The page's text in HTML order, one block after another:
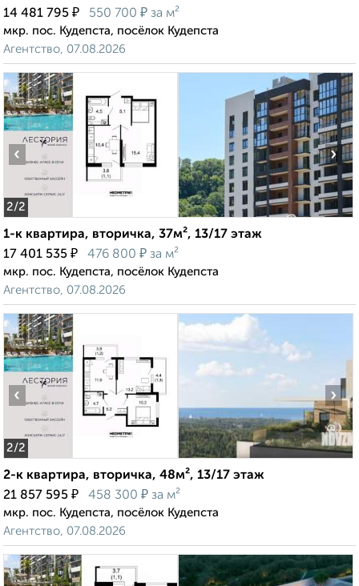
14 481 795 ₽ 550 700 ₽ за м²
мкр. пос. Кудепста, посёлок Кудепста
Агентство, 07.08.2026
2/2
‹ ›
1-к квартира, вторичка, 37м², 13/17 этаж
17 401 535 ₽ 476 800 ₽ за м²
мкр. пос. Кудепста, посёлок Кудепста
Агентство, 07.08.2026
2/2
‹ ›
2-к квартира, вторичка, 48м², 13/17 этаж
21 857 595 ₽ 458 300 ₽ за м²
мкр. пос. Кудепста, посёлок Кудепста
Агентство, 07.08.2026